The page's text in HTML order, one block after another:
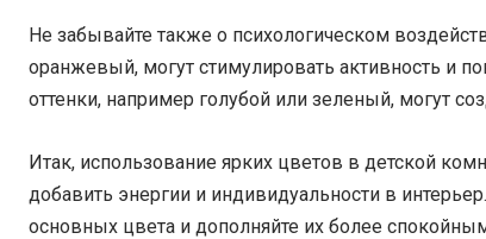
Не забывайте также о психологическом
оранжевый, могут стимулировать активность и
оттенки, например голубой или зеленый, могут
Итак, использование ярких цветов в детской
добавить энергии и индивидуальности в
основных цвета и дополняйте их более